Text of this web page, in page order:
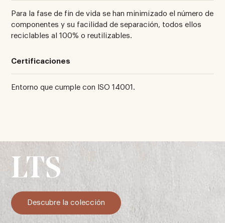
Para la fase de fin de vida se han minimizado el número de
componentes y su facilidad de separación, todos ellos
reciclables al 100% o reutilizables.
Certificaciones
Entorno que cumple con ISO 14001.
LTS
Descubre la colección